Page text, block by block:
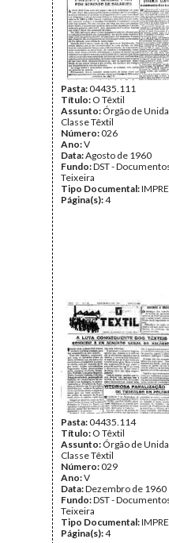
Pasta:04435.111
Título: O Têxtil
Assunto: Órgão de
Classe Têxtil
Número:026
Ano:V
Data:Agosto de 1960
Fundo:DST -
Teixeira
Tipo Documental:
Página(s):4
Pasta:04435.114
Título: O Têxtil
Assunto: Órgão de
Classe Têxtil
Número:029
Ano:V
Data:Dezembro de 1960
Fundo:DST -
Teixeira
Tipo Documental:
Página(s):4